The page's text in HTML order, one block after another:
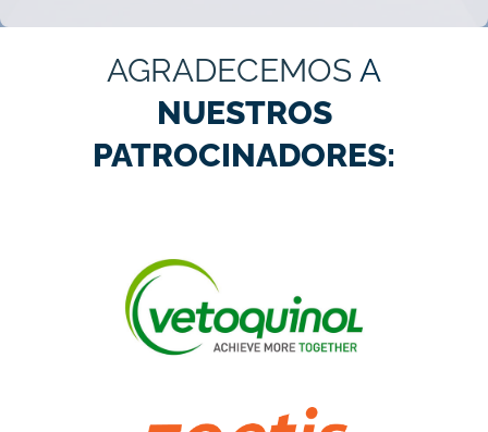
AGRADECEMOS A
NUESTROS
PATROCINADORES: